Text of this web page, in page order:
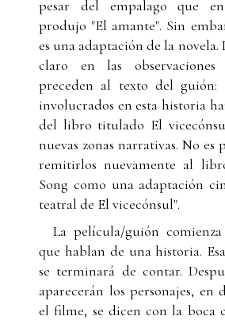
pesar del empalago que
produjo "El amante". Sin
es una adaptación de la novela.
claro en las observaciones
preceden al texto del guión:
involucrados en esta historia
del libro titulado El
nuevas zonas narrativas. No es
remitirlos nuevamente al
Song como una adaptación
teatral de El vicecónsul".
La película/guión
que hablan de una historia.
se terminará de contar.
aparecerán los personajes, en
el filme, se dicen con la boca